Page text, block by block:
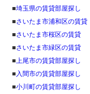
■埼玉県の賃貸部屋探し
■さいたま市浦和区の賃貸
■さいたま市桜区の賃貸
■さいたま市緑区の賃貸
■上尾市の賃貸部屋探し
■ 入間市の賃貸部屋探し
■小川町の賃貸部屋探し